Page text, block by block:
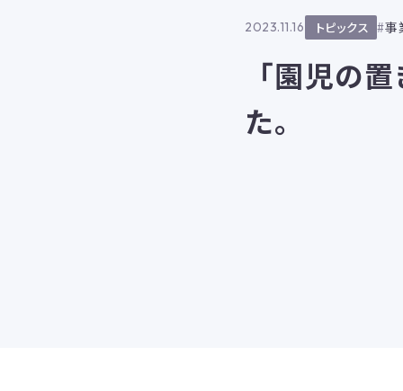
2023.11.16 トピックス 事
「園児の
た。